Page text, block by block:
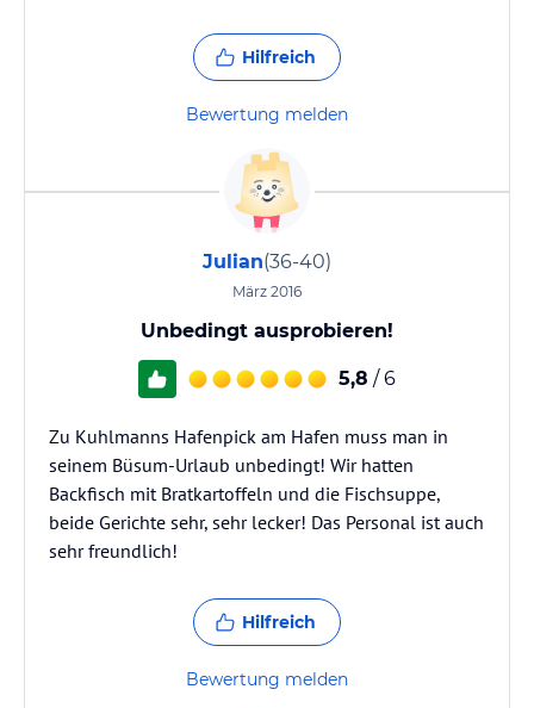
Hilfreich
Bewertung melden
Julian(36-40)
März 2016
Unbedingt ausprobieren!
5,8 / 6
Zu Kuhlmanns Hafenpick am Hafen muss man in
seinem Büsum-Urlaub unbedingt! Wir hatten
Backfisch mit Bratkartoffeln und die Fischsuppe,
beide Gerichte sehr, sehr lecker! Das Personal ist auch
sehr freundlich!
Hilfreich
Bewertung melden